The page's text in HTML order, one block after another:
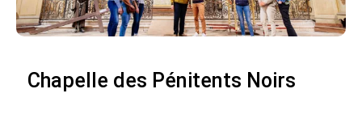
Chapelle des Pénitents Noirs